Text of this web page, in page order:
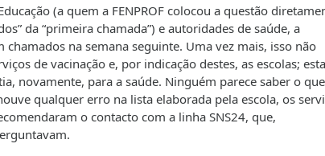
(a quem a FENPROF colocou a questão
da “primeira chamada”) e autoridades de saúde, a
na semana seguinte. Uma vez mais, isso não
de vacinação e, por indicação destes, as escolas;
novamente, para a saúde. Ninguém parece saber o
qualquer erro na lista elaborada pela escola, os
o contacto com a linha SNS24, que,